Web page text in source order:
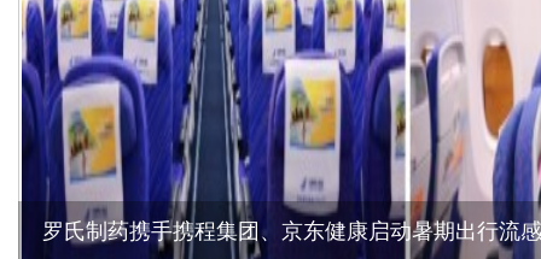
罗氏制药携手携程集团、京东健康启动暑期出行流